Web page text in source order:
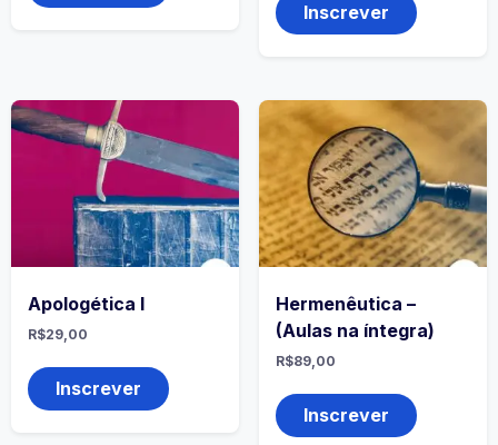
Inscrever
Apologética I
R$29,00
Inscrever
Hermenêutica –
(Aulas na íntegra)
R$89,00
Inscrever